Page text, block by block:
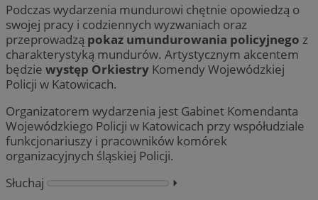
Podczas wydarzenia mundurowi chętnie opowiedzą o
swojej pracy i codziennych wyzwaniach oraz
przeprowadzą pokaz umundurowania policyjnego z
charakterystyką mundurów. Artystycznym akcentem
będzie występ Orkiestry Komendy Wojewódzkiej
Policji w Katowicach.
Organizatorem wydarzenia jest Gabinet Komendanta
Wojewódzkiego Policji w Katowicach przy współudziale
funkcjonariuszy i pracowników komórek
organizacyjnych śląskiej Policji.
Słuchaj
⏵︎